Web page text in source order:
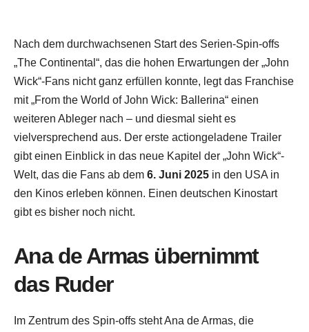
Nach dem durchwachsenen Start des Serien-Spin-offs
„The Continental“, das die hohen Erwartungen der „John
Wick“-Fans nicht ganz erfüllen konnte, legt das Franchise
mit „From the World of John Wick: Ballerina“ einen
weiteren Ableger nach – und diesmal sieht es
vielversprechend aus. Der erste actiongeladene Trailer
gibt einen Einblick in das neue Kapitel der „John Wick“-
Welt, das die Fans ab dem 6. Juni 2025 in den USA in
den Kinos erleben können. Einen deutschen Kinostart
gibt es bisher noch nicht.
Ana de Armas übernimmt
das Ruder
Im Zentrum des Spin-offs steht Ana de Armas, die